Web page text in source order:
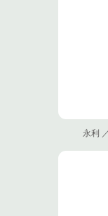
永利